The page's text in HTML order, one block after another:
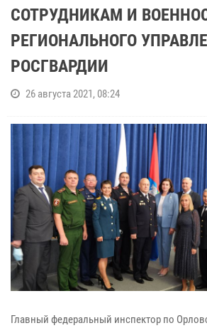
СОТРУДНИКАМ И
РЕГИОНАЛЬНОГО
РОСГВАРДИИ
26 августа 2021, 08:24
Главный федеральный инспектор по